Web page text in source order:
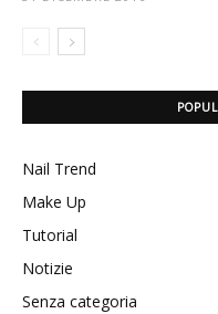
Nail Trend
Make Up
Tutorial
Notizie
Senza categoria